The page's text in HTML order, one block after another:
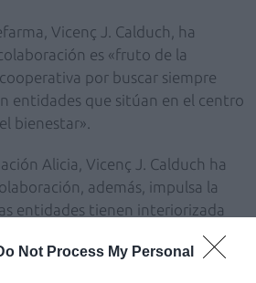
Not Process My Personal
Vicenç J. Calduch, ha
es «fruto de la
por buscar siempre
entidades que sitúan en el centro
bienestar».
Alicia, Vicenç J. Calduch ha
además, impulsa la
entidades tienen interiorizada
en el complejo de Món